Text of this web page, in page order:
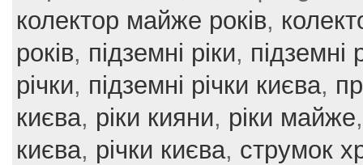
e
b
o
o
k
er e
st
l
e
колектор майже років,
років, підземні ріки, підземні
річки, підземні річки києва,
києва, ріки кияни, ріки майже
києва, річки києва, струмок